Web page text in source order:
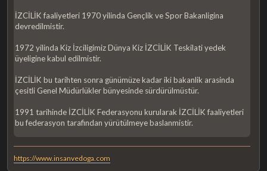
İZCİLİK faaliyetleri 1970 yilinda Gençlik ve Spor Bakanligina
devredilmistir.
1972 yilinda Kiz İzciligimiz Dünya Kiz İZCİLİK Teskilati yedek
üyeligine kabul edilmistir.
İZCİLİK bu tarihten sonra günümüze kadar iki bakanlik arasinda
çesitli Genel Müdürlükler bünyesinde sürdürülmüstür.
1991 tarihinde İZCİLİK Federasyonu kurularak İZCİLİK faaliyetleri
bu federasyon tarafindan yürütülmeye baslanmistir.
https://www.insanvedoga.com